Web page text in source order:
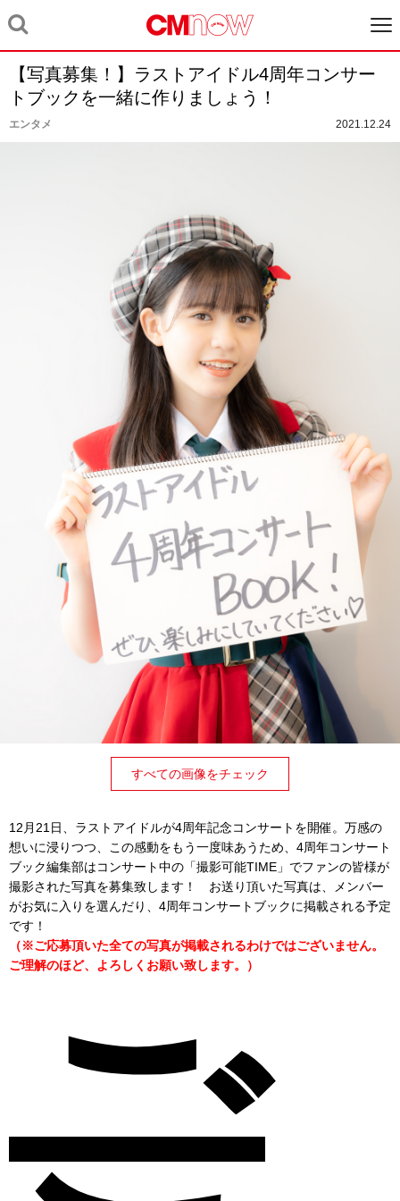
【写真募集！】ラストアイドル4周年コンサー
トブックを一緒に作りましょう！
エンタメ 2021.12.24
すべての画像をチェック
12月21日、ラストアイドルが4周年記念コンサートを開催。万感の
想いに浸りつつ、この感動をもう一度味あうため、4周年コンサート
ブック編集部はコンサート中の「撮影可能TIME」でファンの皆様が
撮影された写真を募集致します！ お送り頂いた写真は、メンバー
がお気に入りを選んだり、4周年コンサートブックに掲載される予定
です！
（※ご応募頂いた全ての写真が掲載されるわけではございません。
ご理解のほど、よろしくお願い致します。）
ご